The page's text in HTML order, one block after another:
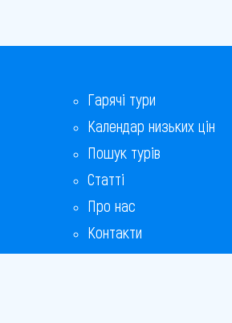
Гарячі тури
Календар низьких цін
Пошук турів
Статті
Про нас
Контакти
Бонусна програма